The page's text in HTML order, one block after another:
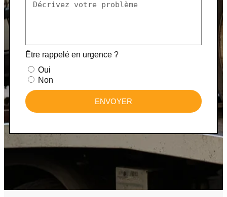
Être rappelé en urgence ?
Oui
Non
ENVOYER